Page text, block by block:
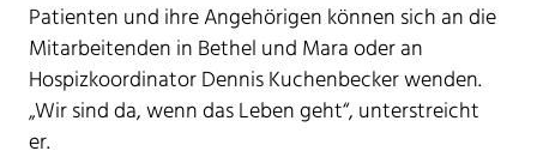
Patienten und ihre Angehörigen können sich an die
Mitarbeitenden in Bethel und Mara oder an
Hospizkoordinator Dennis Kuchenbecker wenden.
„Wir sind da, wenn das Leben geht“, unterstreicht
er.